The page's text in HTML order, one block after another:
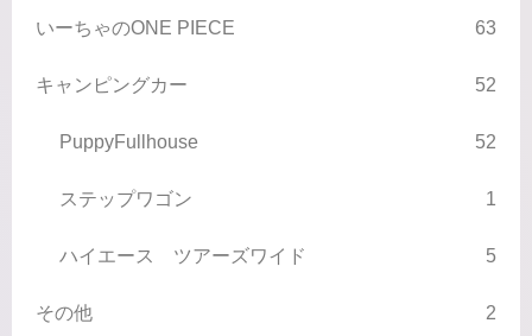
いーちゃのONE PIECE 63
キャンピングカー 52
PuppyFullhouse 52
ステップワゴン 1
ハイエース ツアーズワイド 5
その他 2